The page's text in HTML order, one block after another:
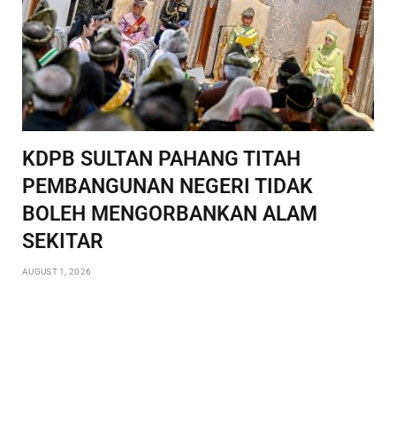
KDPB SULTAN PAHANG TITAH
PEMBANGUNAN NEGERI TIDAK
BOLEH MENGORBANKAN ALAM
SEKITAR
AUGUST 1, 2026